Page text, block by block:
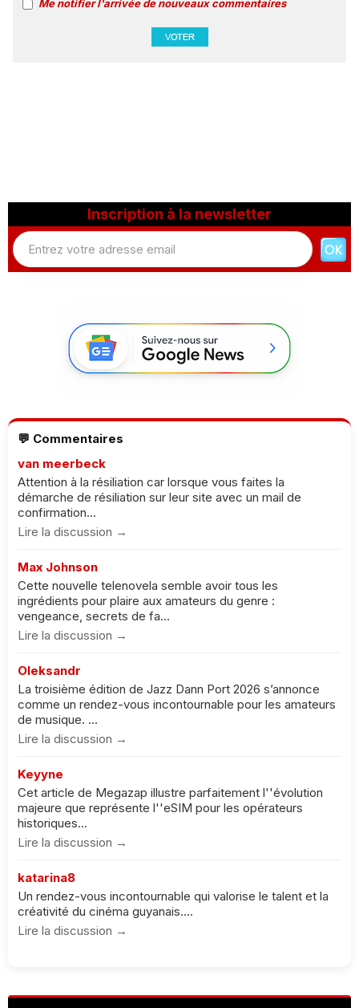
Me notifier l'arrivée de nouveaux commentaires
Inscription à la newsletter
💬 Commentaires
van meerbeck
Attention à la résiliation car lorsque vous faites la
démarche de résiliation sur leur site avec un mail de
confirmation...
Lire la discussion →
Max Johnson
Cette nouvelle telenovela semble avoir tous les
ingrédients pour plaire aux amateurs du genre :
vengeance, secrets de fa...
Lire la discussion →
Oleksandr
La troisième édition de Jazz Dann Port 2026 s’annonce
comme un rendez-vous incontournable pour les amateurs
de musique. ...
Lire la discussion →
Keyyne
Cet article de Megazap illustre parfaitement l''évolution
majeure que représente l''eSIM pour les opérateurs
historiques...
Lire la discussion →
katarina8
Un rendez-vous incontournable qui valorise le talent et la
créativité du cinéma guyanais....
Lire la discussion →